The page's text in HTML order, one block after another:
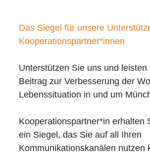
Das Siegel für unsere
Kooperationspartner*innen
Unterstützen Sie uns und leisten
Beitrag zur Verbesserung der
Lebenssituation in und um
Kooperationspartner*in erhalten
ein Siegel, das Sie auf all Ihren
Kommunikationskanälen nutzen